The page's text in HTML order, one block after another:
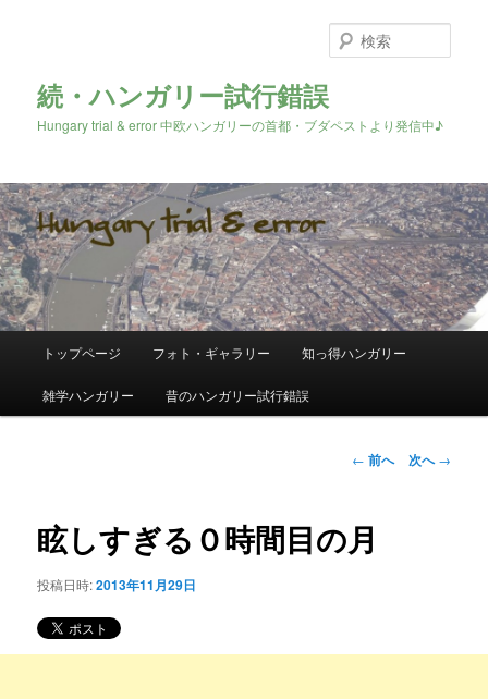
続・ハンガリー試行錯誤
Hungary trial & error 中欧ハンガリーの首都・ブダペストより発信中♪
索
メ
メ
イ
ン
テ
ン
トップページ フォト・ギャラリー 知っ得ハンガリー
雑学ハンガリー 昔のハンガリー試行錯誤
投
ビ
ゲ
← 前へ 次へ→
眩しすぎる０時間目の月
投稿日時:2013年11月29日